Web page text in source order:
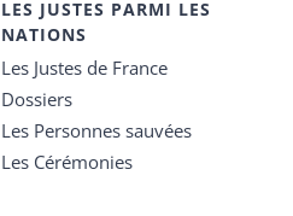
LES JUSTES PARMI LES
NATIONS
Les Justes de France
Dossiers
Les Personnes sauvées
Les Cérémonies